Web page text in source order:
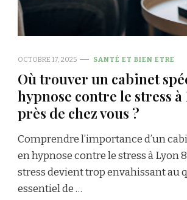
OCTOBRE 17, 2025 SANTÉ ET BIEN ETRE
Où trouver un cabinet
hypnose contre le stress à
près de chez vous ?
Comprendre l’importance d’un
en hypnose contre le stress à Lyon
stress devient trop envahissant au
essentiel de …